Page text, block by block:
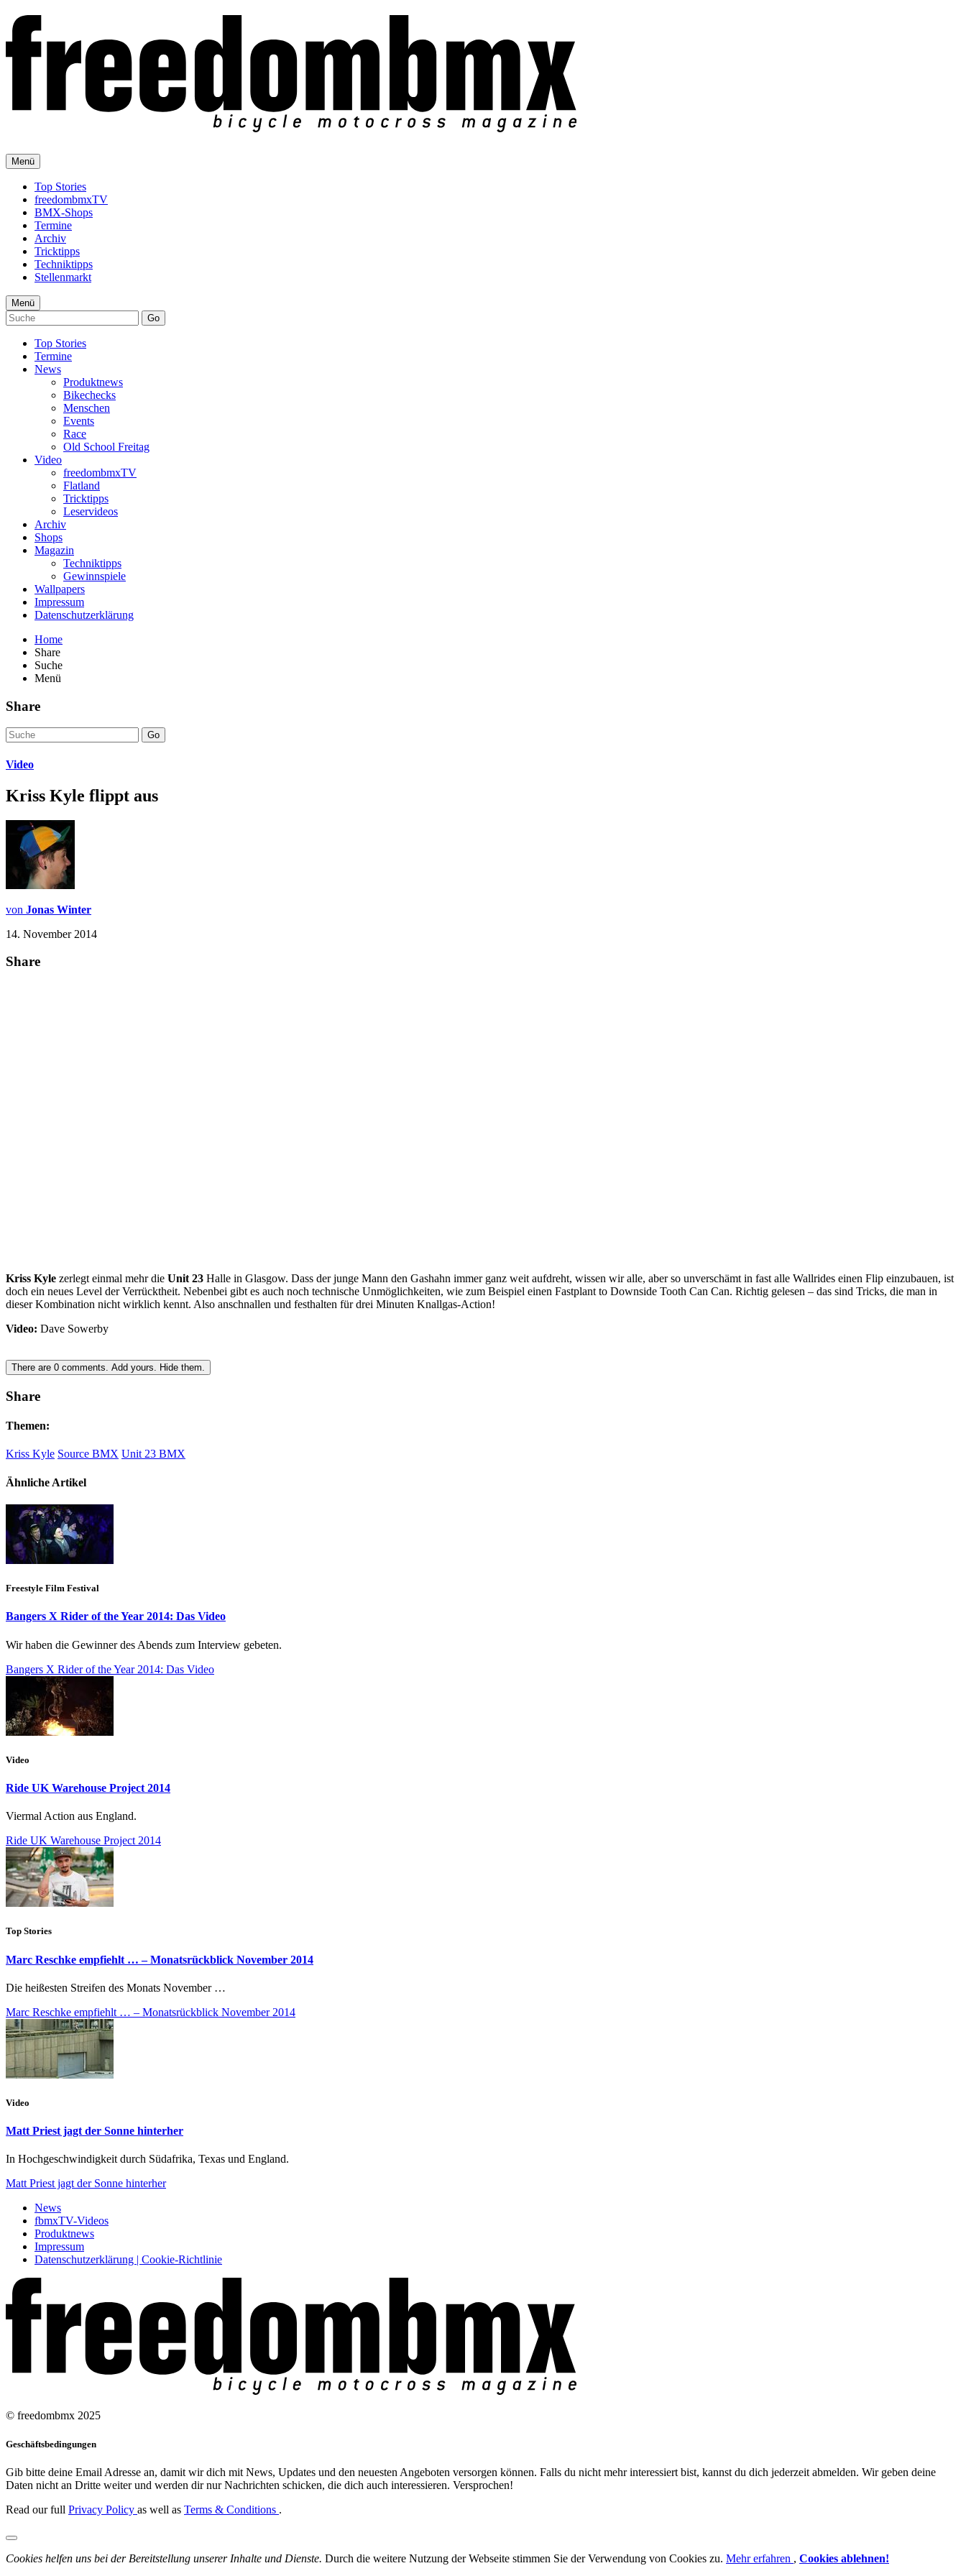
Menü
Top Stories
freedombmxTV
BMX-Shops
Termine
Archiv
Tricktipps
Techniktipps
Stellenmarkt
Menü
Go
Top Stories
Termine
News
Produktnews
Bikechecks
Menschen
Events
Race
Old School Freitag
Video
freedombmxTV
Flatland
Tricktipps
Leservideos
Archiv
Shops
Magazin
Techniktipps
Gewinnspiele
Wallpapers
Impressum
Datenschutzerklärung
Home
Share
Suche
Menü
Share
Go
Video
Kriss Kyle flippt aus
von Jonas Winter
14. November 2014
Share
Kriss Kyle zerlegt einmal mehr die Unit 23 Halle in Glasgow. Dass der junge Mann den Gashahn immer ganz weit aufdreht, wissen wir alle, aber so unverschämt in fast alle Wallrides einen Flip einzubauen, ist
doch ein neues Level der Verrücktheit. Nebenbei gibt es auch noch technische Unmöglichkeiten, wie zum Beispiel einen Fastplant to Downside Tooth Can Can. Richtig gelesen – das sind Tricks, die man in
dieser Kombination nicht wirklich kennt. Also anschnallen und festhalten für drei Minuten Knallgas-Action!
Video: Dave Sowerby
There are 0 comments. Add yours. Hide them.
Share
Themen:
Kriss Kyle Source BMX Unit 23 BMX
Ähnliche Artikel
Freestyle Film Festival
Bangers X Rider of the Year 2014: Das Video
Wir haben die Gewinner des Abends zum Interview gebeten.
Bangers X Rider of the Year 2014: Das Video
Video
Ride UK Warehouse Project 2014
Viermal Action aus England.
Ride UK Warehouse Project 2014
Top Stories
Marc Reschke empfiehlt … – Monatsrückblick November 2014
Die heißesten Streifen des Monats November …
Marc Reschke empfiehlt … – Monatsrückblick November 2014
Video
Matt Priest jagt der Sonne hinterher
In Hochgeschwindigkeit durch Südafrika, Texas und England.
Matt Priest jagt der Sonne hinterher
News
fbmxTV-Videos
Produktnews
Impressum
Datenschutzerklärung | Cookie-Richtlinie
© freedombmx 2025
Geschäftsbedingungen
Gib bitte deine Email Adresse an, damit wir dich mit News, Updates und den neuesten Angeboten versorgen können. Falls du nicht mehr interessiert bist, kannst du dich jederzeit abmelden. Wir geben deine
Daten nicht an Dritte weiter und werden dir nur Nachrichten schicken, die dich auch interessieren. Versprochen!
Read our full Privacy Policy as well as Terms & Conditions .
Cookies helfen uns bei der Bereitstellung unserer Inhalte und Dienste. Durch die weitere Nutzung der Webseite stimmen Sie der Verwendung von Cookies zu. Mehr erfahren , Cookies ablehnen!